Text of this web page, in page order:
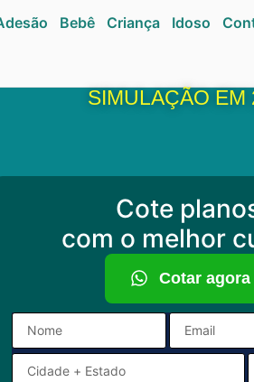
Bebê Criança Idoso
SIMULAÇÃO
Cote
com o melhor
Cotar